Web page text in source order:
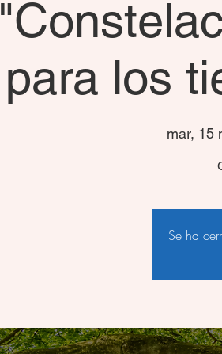
para los
mar, 15
Se ha